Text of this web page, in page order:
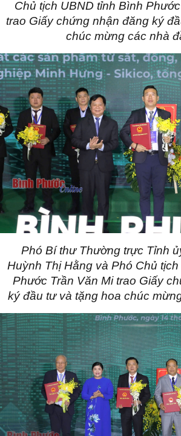
Chủ tịch UBND tỉnh Bình Phước
trao Giấy chứng nhận đăng ký
chúc mừng các nhà
Phó Bí thư Thường trực Tỉnh
Huỳnh Thị Hằng và Phó Chủ tịch
PhướcTrần Văn Mi trao Giấy
ký đầu tư và tặng hoa chúc